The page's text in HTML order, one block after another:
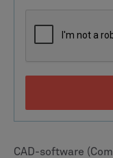
CAD-software